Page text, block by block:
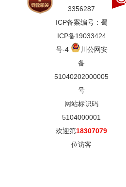
3356287
ICP备案编号：蜀
ICP备19033424
号-4
川公网安
备
51040202000005
号
网站标识码
5104000001
欢迎第18307079
位访客